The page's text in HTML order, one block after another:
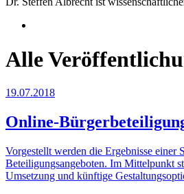
Alle
19.07.2018
Online-
Vorgestellt werden die Ergebnisse einer
Beteiligungsangeboten. Im Mittelpunkt
Umsetzung und künftige